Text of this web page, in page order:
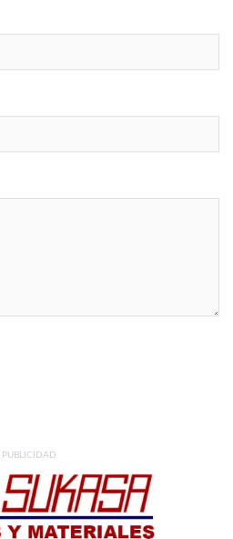
PUBLICIDAD